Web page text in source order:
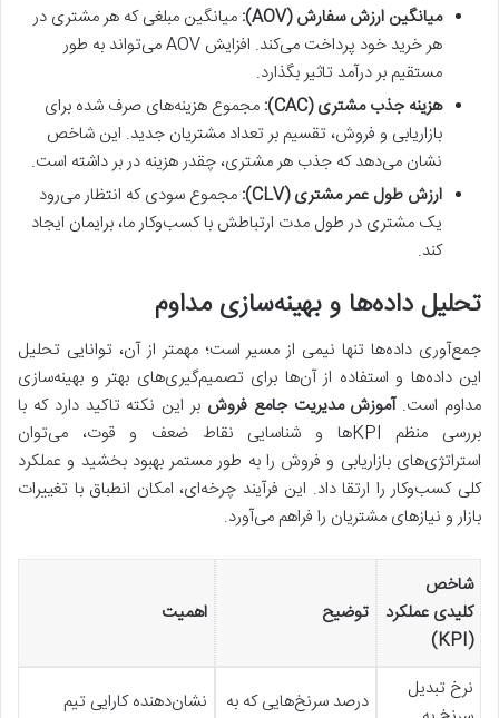
میانگین ارزش سفارش (AOV):
میانگین مبلغی که هر مشتری در
هر خرید خود پرداخت می‌کند. افزایش AOV می‌تواند به طور
مستقیم بر درآمد تاثیر بگذارد.
هزینه جذب مشتری (CAC):
مجموع هزینه‌های صرف شده برای
بازاریابی و فروش، تقسیم بر تعداد مشتریان جدید. این شاخص
نشان می‌دهد که جذب هر مشتری، چقدر هزینه در بر داشته است.
ارزش طول عمر مشتری (CLV):
مجموع سودی که انتظار می‌رود
یک مشتری در طول مدت ارتباطش با کسب‌وکار ما، برایمان ایجاد
کند.
تحلیل داده‌ها و بهینه‌سازی مداوم
جمع‌آوری داده‌ها تنها نیمی از مسیر است؛ مهمتر از آن، توانایی تحلیل
این داده‌ها و استفاده از آن‌ها برای تصمیم‌گیری‌های بهتر و بهینه‌سازی
مداوم است.آموزش مدیریت جامع فروش بر این نکته تاکید دارد که با
بررسی منظم KPI‌ها و شناسایی نقاط ضعف و قوت، می‌توان
استراتژی‌های بازاریابی و فروش را به طور مستمر بهبود بخشید و عملکرد
کلی کسب‌وکار را ارتقا داد. این فرآیند چرخه‌ای، امکان انطباق با تغییرات
بازار و نیازهای مشتریان را فراهم می‌آورد.
شاخص
کلیدی عملکرد
(KPI)
توضیح اهمیت
نرخ تبدیل
درصد سرنخ‌هایی که به
نشان‌دهنده کارایی تیم